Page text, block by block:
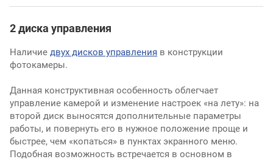
2 диска управления
Наличие двух дисков управления в конструкции
фотокамеры.
Данная конструктивная особенность облегчает
управление камерой и изменение настроек «на лету»: на
второй диск выносятся дополнительные параметры
работы, и повернуть его в нужное положение проще и
быстрее, чем «копаться» в пунктах экранного меню.
Подобная возможность встречается в основном в